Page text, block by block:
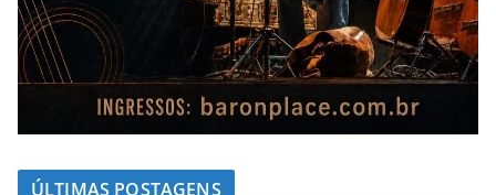
ÚLTIMAS POSTAGENS